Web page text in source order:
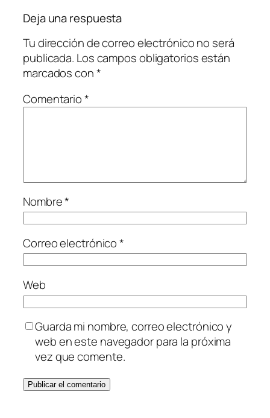
Deja una respuesta
Tu dirección de correo electrónico no será
publicada. Los campos obligatorios están
marcados con*
Comentario*
Nombre*
Correo electrónico*
Web
Guarda mi nombre, correo electrónico y
web en este navegador para la próxima
vez que comente.